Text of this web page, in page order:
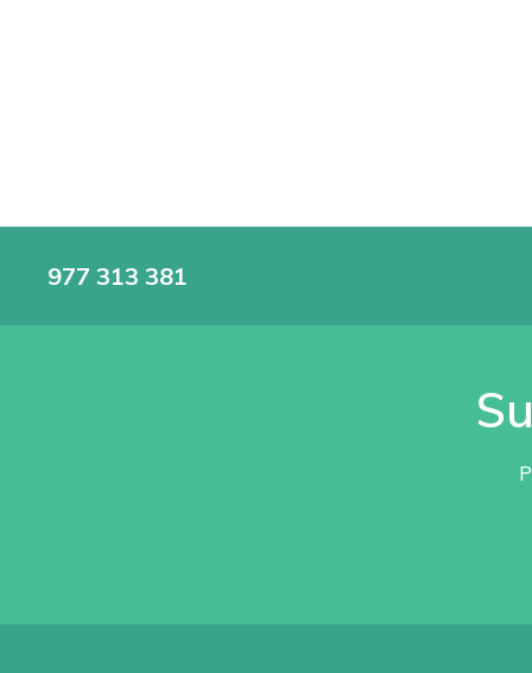
977 313 381